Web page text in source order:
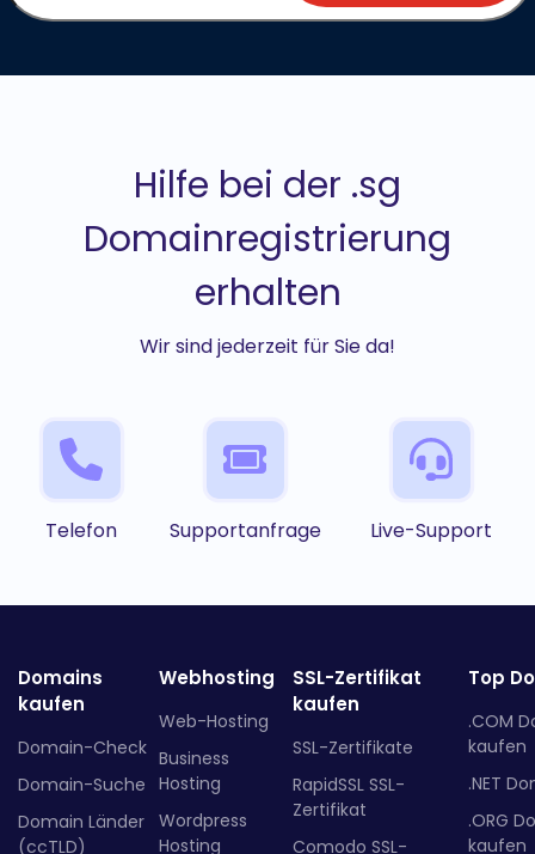
Hilfe bei der .sg
Domainregistrierung
erhalten
Wir sind jederzeit für Sie da!
Telefon Supportanfrage Live-Support
Domains
kaufen
Domain-Check
Domain-Suche
Domain Länder
(ccTLD)
Webhosting
Web-Hosting
Business
Hosting
Wordpress
Hosting
SSL-Zertifikat
kaufen
SSL-Zertifikate
RapidSSL SSL-
Zertifikat
Comodo SSL-
Top
.COM
kaufen
.NET
.ORG
kaufen